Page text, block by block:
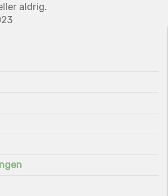
aldrig.